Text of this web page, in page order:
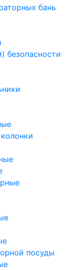
бань
безопасности
посуды